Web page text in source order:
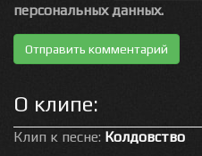
персональных данных.
О клипе:
Клип к песне: Колдовство